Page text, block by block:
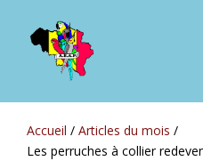
contenu
Accueil / Articles du mois /
Les perruches à collier